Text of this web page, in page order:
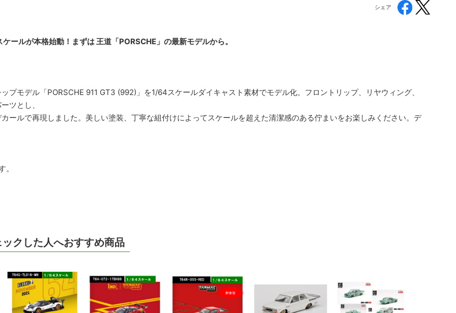
シェア
ールが本格始動！まずは 王道「PORSCHE」の最新モデルから。
プモデル「PORSCHE 911 GT3 (992)」を1/64スケールダイキャスト素材でモデル化。フロントリップ、リヤウィング、
ツとし、
ールで再現しました。美しい塗装、丁寧な組付けによってスケールを超えた清潔感のある佇まいをお楽しみください。デ
クした人へおすすめ商品